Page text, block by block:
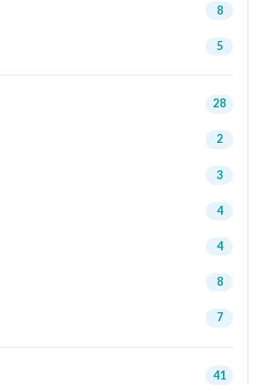
8
5
28
2
3
4
4
8
7
41